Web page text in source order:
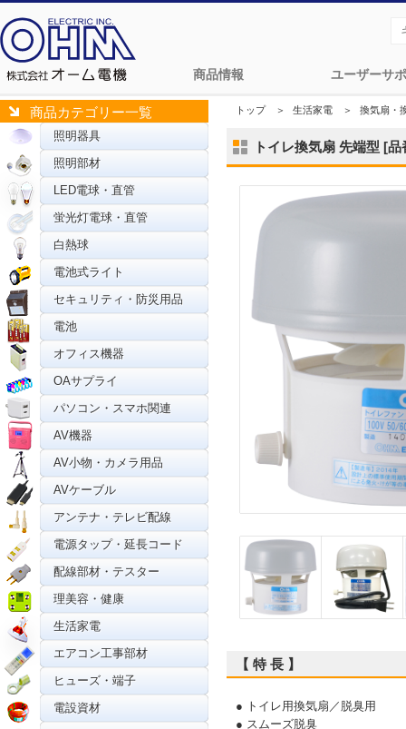
商品情報 ユーザーサ
商品カテゴリー一覧
照明器具
照明部材
LED電球・直管
蛍光灯電球・直管
白熱球
電池式ライト
セキュリティ・防災用品
電池
オフィス機器
OAサプライ
パソコン・スマホ関連
AV機器
AV小物・カメラ用品
AVケーブル
アンテナ・テレビ配線
電源タップ・延長コード
配線部材・テスター
理美容・健康
生活家電
エアコン工事部材
ヒューズ・端子
電設資材
トップ＞ 生活家電 ＞ 換気扇・
トイレ換気扇 先端型 [品
【 特 長 】
● トイレ用換気扇／脱臭用
● スムーズ脱臭